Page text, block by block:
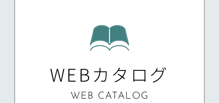
WEBカタログ
WEB CATALOG